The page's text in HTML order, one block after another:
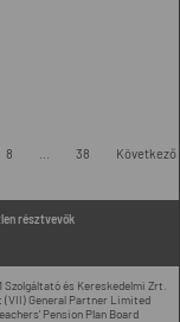
8 38 Következő
résztvevők
Szolgáltató és Kereskedelmi Zrt.
(VII) General Partner Limited
Pension Plan Board